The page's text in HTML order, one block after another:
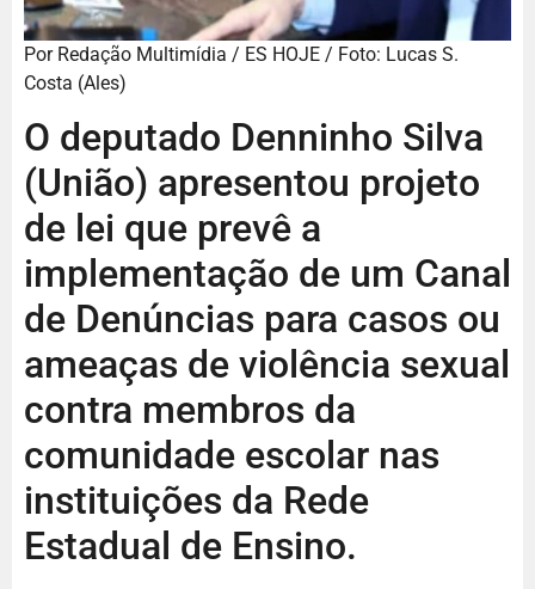
Por Redação Multimídia / ES HOJE / Foto: Lucas S.
Costa (Ales)
O deputado Denninho Silva
(União) apresentou projeto
de lei que prevê a
implementação de um Canal
de Denúncias para casos ou
ameaças de violência sexual
contra membros da
comunidade escolar nas
instituições da Rede
Estadual de Ensino.